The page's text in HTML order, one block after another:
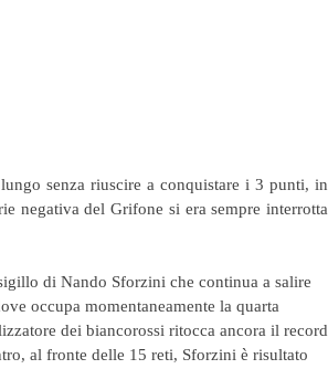
senza riuscire a conquistare i 3 punti, in
negativa del Grifone si era sempre interrotta
di Nando Sforzini che continua a salire
occupa momentaneamente la quarta
dei biancorossi ritocca ancora il record
al fronte delle 15 reti, Sforzini è risultato